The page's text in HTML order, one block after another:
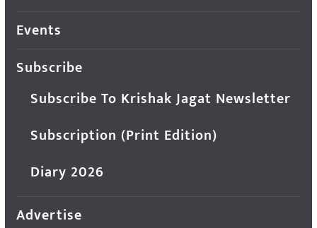
Events
Subscribe
Subscribe To Krishak Jagat Newsletter
Subscription (Print Edition)
Diary 2026
Advertise